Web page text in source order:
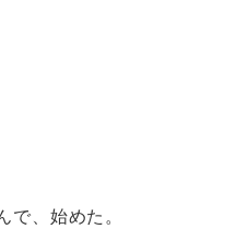
、始めた。